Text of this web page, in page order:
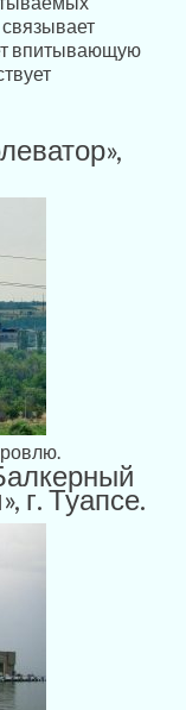
впитывающую
г. Туапсе.